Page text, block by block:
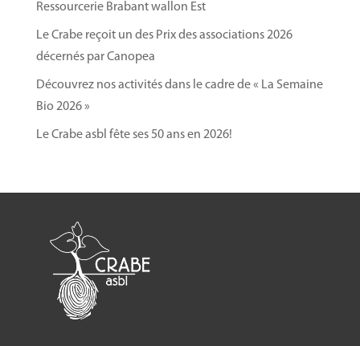
Ressourcerie Brabant wallon Est
Le Crabe reçoit un des Prix des associations 2026
décernés par Canopea
Découvrez nos activités dans le cadre de « La Semaine
Bio 2026 »
Le Crabe asbl fête ses 50 ans en 2026!